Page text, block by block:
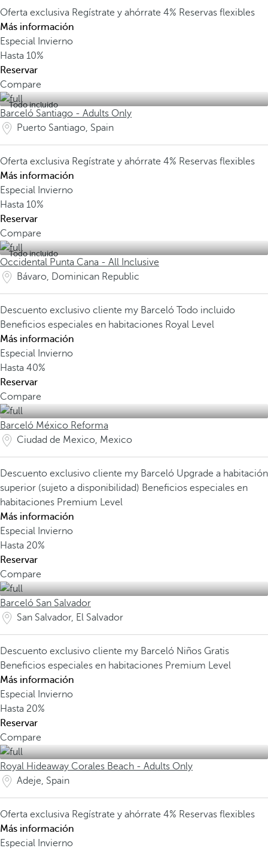
Oferta exclusiva Regístrate y ahórrate 4% Reservas flexibles
Más información
Especial Invierno
Hasta 10%
Reservar
Compare
Todo incluido
Barceló Santiago - Adults Only
Puerto Santiago, Spain
Oferta exclusiva Regístrate y ahórrate 4% Reservas flexibles
Más información
Especial Invierno
Hasta 10%
Reservar
Compare
Todo incluido
Occidental Punta Cana - All Inclusive
Bávaro, Dominican Republic
Descuento exclusivo cliente my Barceló Todo incluido
Beneficios especiales en habitaciones Royal Level
Más información
Especial Invierno
Hasta 40%
Reservar
Compare
Barceló México Reforma
Ciudad de Mexico, Mexico
Descuento exclusivo cliente my Barceló Upgrade a habitación
superior (sujeto a disponibilidad) Beneficios especiales en
habitaciones Premium Level
Más información
Especial Invierno
Hasta 20%
Reservar
Compare
Barceló San Salvador
San Salvador, El Salvador
Descuento exclusivo cliente my Barceló Niños Gratis
Beneficios especiales en habitaciones Premium Level
Más información
Especial Invierno
Hasta 20%
Reservar
Compare
Royal Hideaway Corales Beach - Adults Only
Adeje, Spain
Oferta exclusiva Regístrate y ahórrate 4% Reservas flexibles
Más información
Especial Invierno